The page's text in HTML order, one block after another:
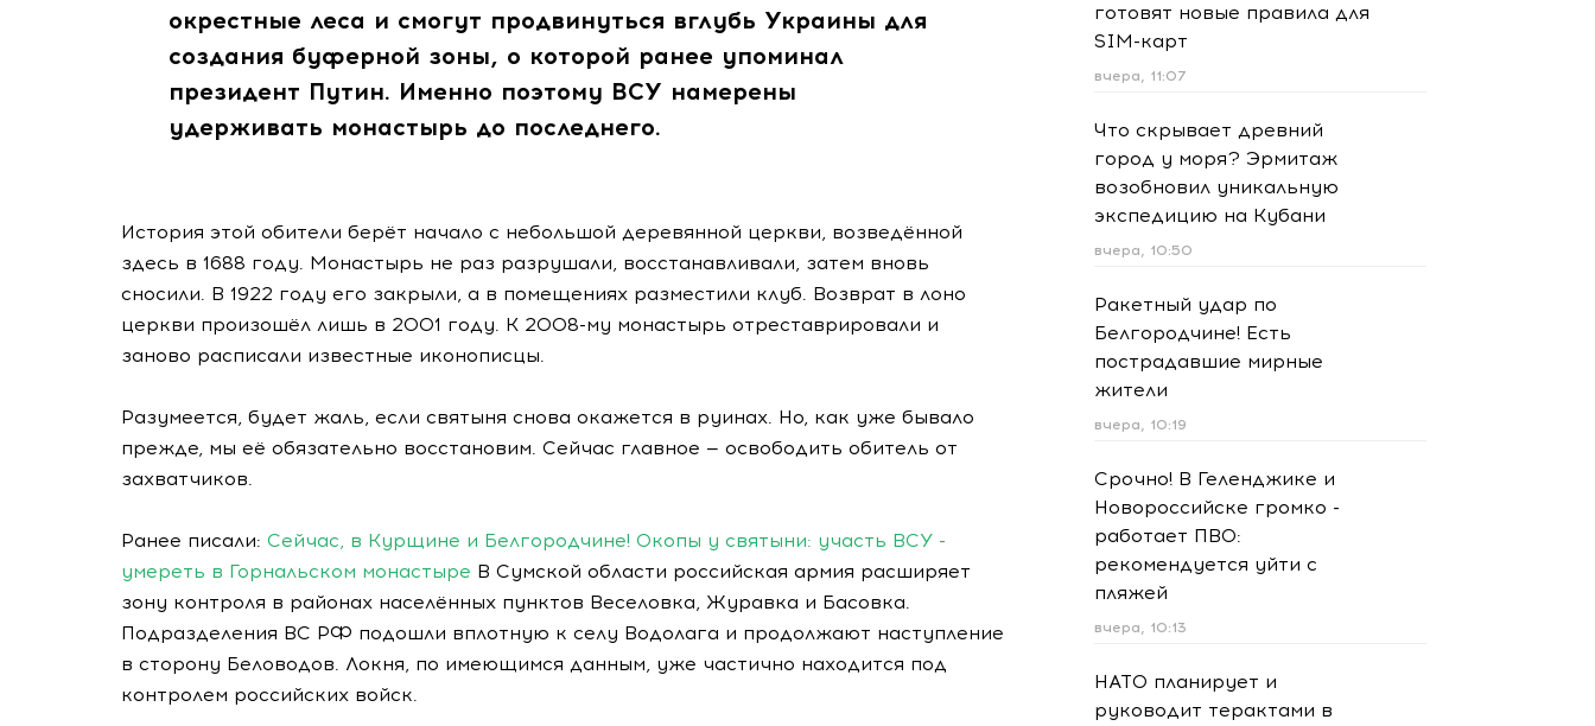
окрестные леса и смогут продвинуться вглубь Украины для
создания буферной зоны, о которой ранее упоминал
президент Путин. Именно поэтому ВСУ намерены
удерживать монастырь до последнего.
История этой обители берёт начало с небольшой деревянной церкви, возведённой
здесь в 1688 году. Монастырь не раз разрушали, восстанавливали, затем вновь
сносили. В 1922 году его закрыли, а в помещениях разместили клуб. Возврат в лоно
церкви произошёл лишь в 2001 году. К 2008-му монастырь отреставрировали и
заново расписали известные иконописцы.
Разумеется, будет жаль, если святыня снова окажется в руинах. Но, как уже бывало
прежде, мы её обязательно восстановим. Сейчас главное — освободить обитель от
захватчиков.
Ранее писали: Сейчас, в Курщине и Белгородчине! Окопы у святыни: участь ВСУ -
умереть в Горнальском монастыре В Сумской области российская армия расширяет
зону контроля в районах населённых пунктов Веселовка, Журавка и Басовка.
Подразделения ВС РФ подошли вплотную к селу Водолага и продолжают наступление
в сторону Беловодов. Локня, по имеющимся данным, уже частично находится под
контролем российских войск.
готовят новые правила для
SIM-карт
вчера, 11:07
Что скрывает древний
город у моря? Эрмитаж
возобновил уникальную
экспедицию на Кубани
вчера, 10:50
Ракетный удар по
Белгородчине! Есть
пострадавшие мирные
жители
вчера, 10:19
Срочно! В Геленджике и
Новороссийске громко -
работает ПВО:
рекомендуется уйти с
пляжей
вчера, 10:13
НАТО планирует и
руководит терактами в